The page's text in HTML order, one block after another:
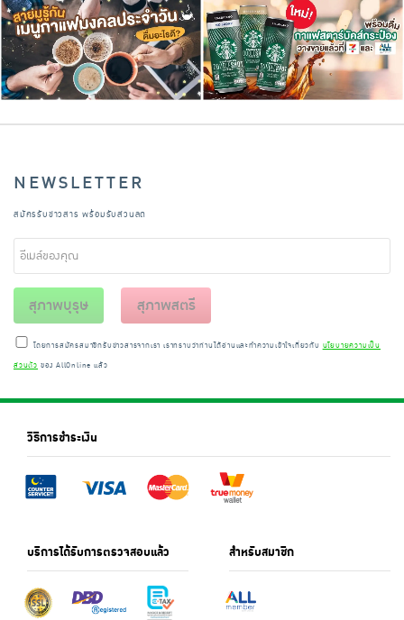
NEWSLETTER
สมัครรับข่าวสาร พร้อมรับส่วนลด
สุภาพบุรุษ สุภาพสตรี
โดยการสมัครสมาชิกรับข่าวสารจากเรา เราทราบว่าท่านได้อ่านและทำความเข้าใจเกี่ยวกับ นโยบายความเป็น
ส่วนตัว ของ AllOnline แล้ว
วิธีการชำระเงิน
บริการได้รับการตรวจสอบแล้ว สำหรับสมาชิก